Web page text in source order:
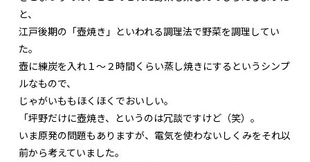
と、
江戸後期の「壺焼き」といわれる調理法で野菜を調理してい
た。
壺に練炭を入れ１～２時間くらい蒸し焼きにするというシンプ
ルなもので、
じゃがいももほくほくでおいしい。
「坪野だけに壺焼き、というのは冗談ですけど（笑）。
いま原発の問題もありますが、電気を使わないしくみをそれ以
前から考えていました。